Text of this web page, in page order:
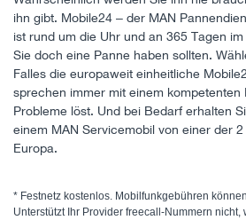
ihn gibt. Mobile24 – der MAN
ist rund um die Uhr und an 365 Tagen
Sie doch eine Panne haben sollten.
Falles die europaweit einheitliche
sprechen immer mit einem kompetenten
Probleme löst. Und bei Bedarf erhalten
einem MAN Servicemobil von einer der
Europa.
* Festnetz kostenlos. Mobilfunkgebühren
Unterstützt Ihr Provider freecall-Nummern